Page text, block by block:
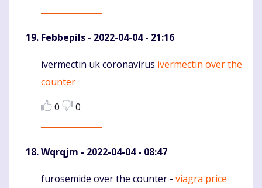
Febbepils - 2022-04-04 - 21:16
Komentaras
ivermectin uk coronavirus ivermectin over the
counter
0
0
Wqrqjm - 2022-04-04 - 08:47
Komentaras
furosemide over the counter - viagra price